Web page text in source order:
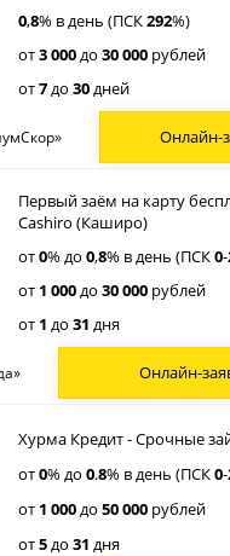
0,8% в день (ПСК292%)
от3 000до30 000 рублей
от7до30дней
Онлайн-
Первый заём на карту
Cashiro (Каширо)
от0% до0,8% в день (ПСК0-
от 1 000до30 000 рублей
от 1 до31 дня
Онлайн-
Хурма Кредит - Срочные
от0% до0.8% в день (ПСК0-
от 1 000до50 000 рублей
от5до31 дня